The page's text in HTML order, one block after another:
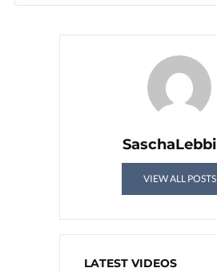
VIEW ALL POSTS
LATEST VIDEOS